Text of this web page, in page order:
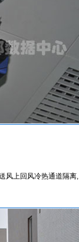
风上回风冷热通道隔离,